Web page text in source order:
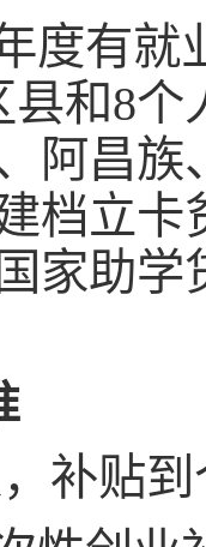
度有就
县和8
阿昌族
档立卡
家助学
补贴